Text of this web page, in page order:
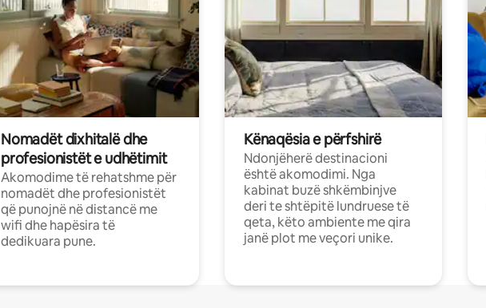
Nomadët dixhitalë dhe
profesionistët e udhëtimit
Akomodime të rehatshme për
nomadët dhe profesionistët
që punojnë në distancë me
wifi dhe hapësira të
dedikuara pune.
Kënaqësia e përfshirë
Ndonjëherë destinacioni
është akomodimi. Nga
kabinat buzë shkëmbinjve
deri te shtëpitë lundruese të
qeta, këto ambiente me qira
janë plot me veçori unike.